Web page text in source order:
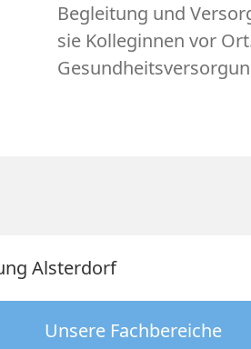
Begleitung und
sie Kolleginnen vor
Alsterdorf
Unsere Fachbereiche